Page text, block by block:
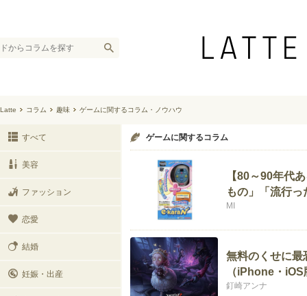
Latte コラム 趣味 ゲームに関するコラム・ノウハウ
すべて
美容
ファッション
恋愛
結婚
妊娠・出産
ゲームに関するコラム
【80～90年代
もの」「流行
MI
無料のくせに最
（iPhone・iOS
釘崎アンナ